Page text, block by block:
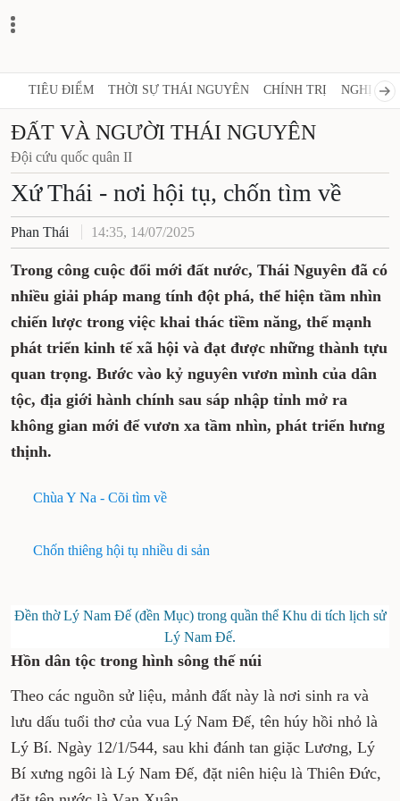
TIÊU ĐIỂM THỜI SỰ THÁI NGUYÊN CHÍNH TRỊ NGHỊ
ĐẤT VÀ NGƯỜI THÁI NGUYÊN
Đội cứu quốc quân II
Xứ Thái - nơi hội tụ, chốn tìm về
Phan Thái 14:35, 14/07/2025
Trong công cuộc đổi mới đất nước, Thái Nguyên đã có
nhiều giải pháp mang tính đột phá, thể hiện tầm nhìn
chiến lược trong việc khai thác tiềm năng, thế mạnh
phát triển kinh tế xã hội và đạt được những thành tựu
quan trọng. Bước vào kỷ nguyên vươn mình của dân
tộc, địa giới hành chính sau sáp nhập tỉnh mở ra
không gian mới để vươn xa tầm nhìn, phát triển hưng
thịnh.
Chùa Y Na - Cõi tìm về
Chốn thiêng hội tụ nhiều di sản
Đền thờ Lý Nam Đế (đền Mục) trong quần thể Khu di tích lịch sử
Lý Nam Đế.
Hồn dân tộc trong hình sông thế núi
Theo các nguồn sử liệu, mảnh đất này là nơi sinh ra và
lưu dấu tuổi thơ của vua Lý Nam Đế, tên húy hồi nhỏ là
Lý Bí. Ngày 12/1/544, sau khi đánh tan giặc Lương, Lý
Bí xưng ngôi là Lý Nam Đế, đặt niên hiệu là Thiên Đức,